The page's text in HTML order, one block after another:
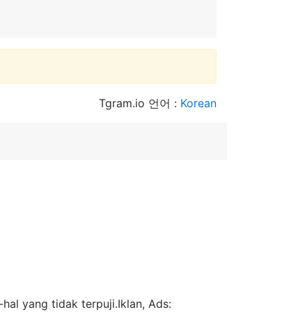
Tgram.io 언어 : Korean
yang tidak terpuji.Iklan, Ads: